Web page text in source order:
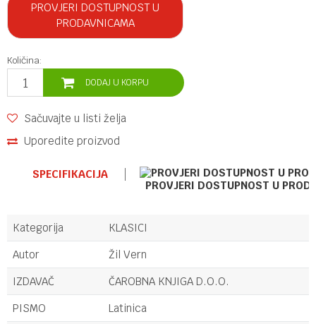
PROVJERI DOSTUPNOST U
PRODAVNICAMA
Količina:
DODAJ U KORPU
Sačuvajte u listi želja
Uporedite proizvod
SPECIFIKACIJA
PROVJERI DOSTUPNOST U
Kategorija
KLASICI
Autor
Žil Vern
IZDAVAČ
ČAROBNA KNJIGA D.O.O.
PISMO
Latinica